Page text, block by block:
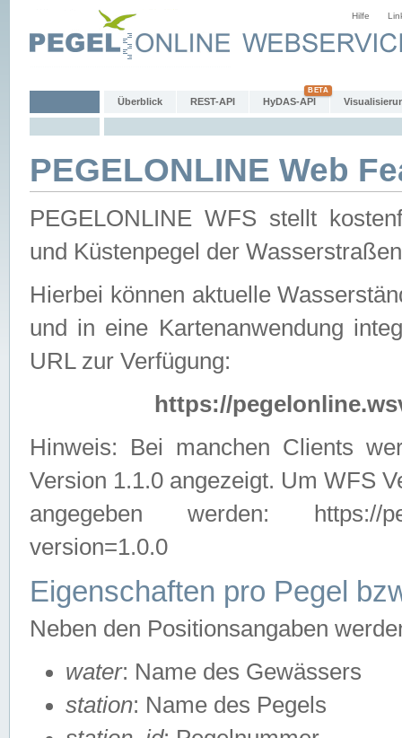
Hilfe
Überblick REST-API HyDAS-API
PEGELONLINE Web
PEGELONLINE WFS stellt
und Küstenpegel der
Hierbei können aktuelle
und in eine Kartenanwendung
URL zur Verfügung:
https://
Hinweis: Bei manchen Clients
Version 1.1.0 angezeigt. Um WFS
angegeben werden: https://
version=1.0.0
Eigenschaften pro Pegel
Neben den Positionsangaben
water: Name des Gewässers
station: Name des Pegels